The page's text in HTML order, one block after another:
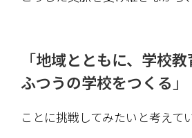
「地域とともに、学校教
ふつうの学校をつくる 」
ことに挑戦してみたいと考えて